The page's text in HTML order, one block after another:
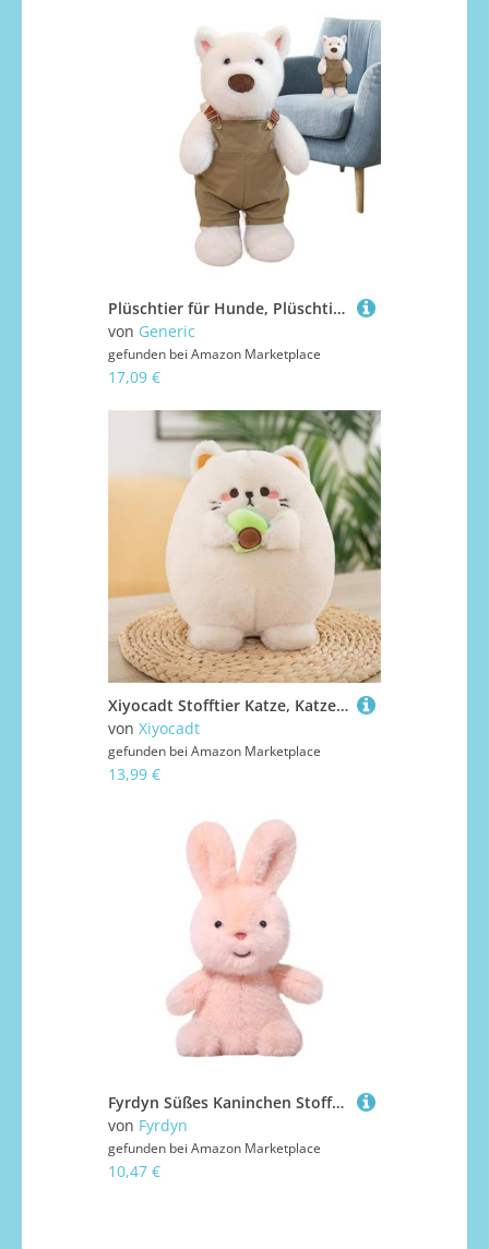
Plüschtier für Hunde, Plüschtier aus Plüsch | aus beruhigendem Tier, Plüschtiere, 11,8 Zoll, Plüschkissen für Hunde aus den westlichen Highlands
von Generic
gefunden bei Amazon Marketplace
17,09 €
Xiyocadt Stofftier Katze, Katze Plüschtier, Tierkissen, Kuscheltier Klein, Geschenk für Kinder Mädchen Jungen (25CM,Beige)
von Xiyocadt
gefunden bei Amazon Marketplace
13,99 €
Fyrdyn Süßes Kaninchen Stofftier, Süßes Häschen Kuscheltier Zum Festhalten, Weicher Kuschelbegleiter Zum Schlafengehen Für Kinder Mädchen Teen Freunde Familie
von Fyrdyn
gefunden bei Amazon Marketplace
10,47 €